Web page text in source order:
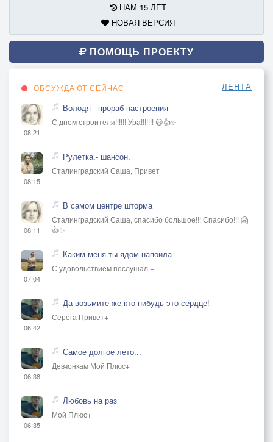
НАМ 15 ЛЕТ
НОВАЯ ВЕРСИЯ
ПОМОЩЬ ПРОЕКТУ
ОБСУЖДАЮТ СЕЙЧАС ЛЕНТА
08:21
Володя - прораб настроения
С днем строителя!!!!!! Ура!!!!!!! 😃👍✨
08:15
Рулетка.- шансон.
Сталинградский Саша, Привет
08:11
В самом центре шторма
Сталинградский Саша, спасибо большое!!! Спасибо!!! 🤗
👍✨
07:04
Каким меня ты ядом напоила
С удовольствием послушал +
06:42
Да возьмите же кто-нибудь это сердце!
Серёга Привет+
06:38
Самое долгое лето...
Девчонкам Мой Плюс+
06:35
Любовь на раз
Мой Плюс+